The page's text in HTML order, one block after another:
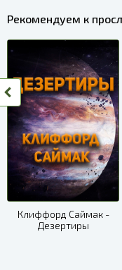
Рекомендуем к
Клиффорд Саймак -
Дезертиры